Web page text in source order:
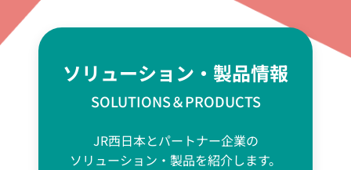
ソリューション・製品情報
SOLUTIONS＆PRODUCTS
JR西日本とパートナー企業の
ソリューション・製品を紹介します。